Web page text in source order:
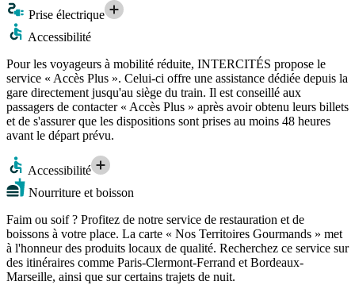
Prise électrique
Accessibilité
Pour les voyageurs à mobilité réduite, INTERCITÉS propose le
service « Accès Plus ». Celui-ci offre une assistance dédiée depuis la
gare directement jusqu'au siège du train. Il est conseillé aux
passagers de contacter « Accès Plus » après avoir obtenu leurs billets
et de s'assurer que les dispositions sont prises au moins 48 heures
avant le départ prévu.
Accessibilité
Nourriture et boisson
Faim ou soif ? Profitez de notre service de restauration et de
boissons à votre place. La carte « Nos Territoires Gourmands » met
à l'honneur des produits locaux de qualité. Recherchez ce service sur
des itinéraires comme Paris-Clermont-Ferrand et Bordeaux-
Marseille, ainsi que sur certains trajets de nuit.